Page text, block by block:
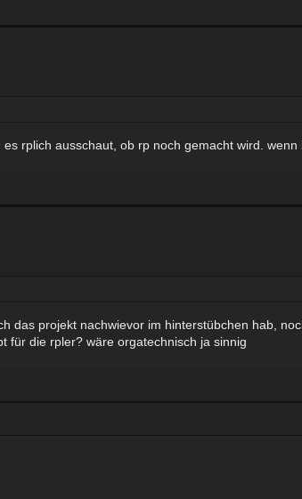
rplich ausschaut, ob rp noch gemacht wird.
das projekt nachwievor im hinterstübchen hab,
für die rpler? wäre orgatechnisch ja sinnig